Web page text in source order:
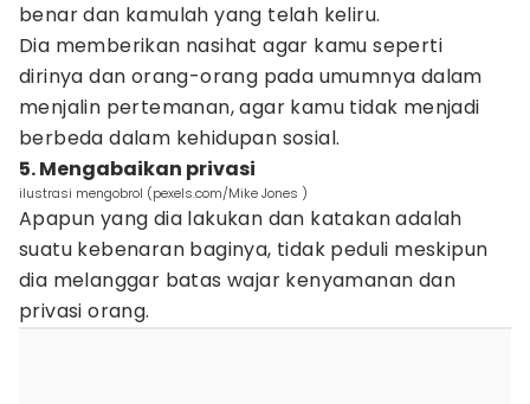
benar dan kamulah yang telah keliru.
Dia memberikan nasihat agar kamu seperti
dirinya dan orang-orang pada umumnya dalam
menjalin pertemanan, agar kamu tidak menjadi
berbeda dalam kehidupan sosial.
5. Mengabaikan privasi
ilustrasi mengobrol (pexels.com/Mike Jones )
Apapun yang dia lakukan dan katakan adalah
suatu kebenaran baginya, tidak peduli meskipun
dia melanggar batas wajar kenyamanan dan
privasi orang.